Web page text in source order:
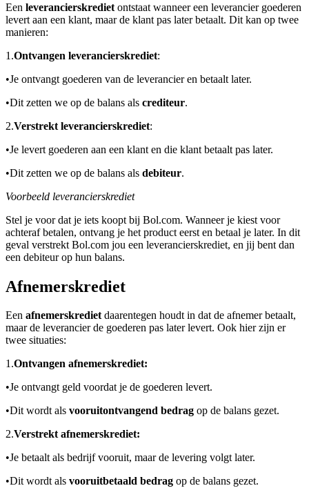
Een leverancierskrediet ontstaat wanneer een leverancier goederen
levert aan een klant, maar de klant pas later betaalt. Dit kan op twee
manieren:
1.Ontvangen leverancierskrediet:
•Je ontvangt goederen van de leverancier en betaalt later.
•Dit zetten we op de balans als crediteur.
2.Verstrekt leverancierskrediet:
•Je levert goederen aan een klant en die klant betaalt pas later.
•Dit zetten we op de balans als debiteur.
Voorbeeld leverancierskrediet
Stel je voor dat je iets koopt bij Bol.com. Wanneer je kiest voor
achteraf betalen, ontvang je het product eerst en betaal je later. In dit
geval verstrekt Bol.com jou een leverancierskrediet, en jij bent dan
een debiteur op hun balans.
Afnemerskrediet
Een afnemerskredietdaarentegen houdt in dat de afnemer betaalt,
maar de leverancier de goederen pas later levert. Ook hier zijn er
twee situaties:
1.Ontvangen afnemerskrediet:
•Je ontvangt geld voordat je de goederen levert.
•Dit wordt als vooruitontvangend bedrag op de balans gezet.
2.Verstrekt afnemerskrediet:
•Je betaalt als bedrijf vooruit, maar de levering volgt later.
•Dit wordt als vooruitbetaald bedrag op de balans gezet.